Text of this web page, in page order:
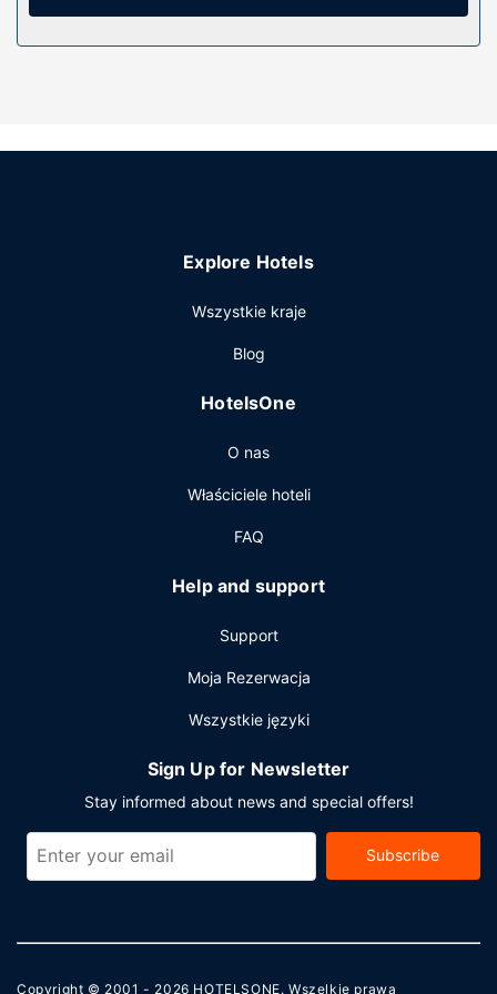
Do pokoju przylega taras, z którego roztacza się piękny
W wybrane dni hotel oferuje bezpłatne przyjęcie.
ekspresowe wymeldowanie oraz przechowalnia bagażu.
Explore Hotels
Wszystkie kraje
Blog
HotelsOne
O nas
Właściciele hoteli
FAQ
Help and support
Support
Moja Rezerwacja
Wszystkie języki
Sign Up for Newsletter
Stay informed about news and special offers!
Subscribe
Copyright © 2001 - 2026 HOTELSONE. Wszelkie prawa